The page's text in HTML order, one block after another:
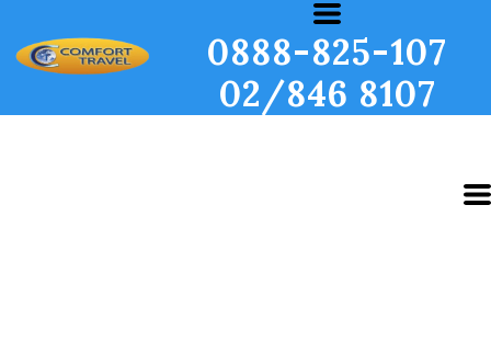
0888-825-107
02/846 8107